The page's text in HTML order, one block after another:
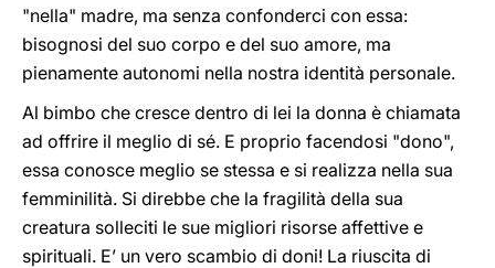
"nella" madre, ma senza confonderci con essa:
bisognosi del suo corpo e del suo amore, ma
pienamente autonomi nella nostra identità personale.
Al bimbo che cresce dentro di lei la donna è chiamata
ad offrire il meglio di sé. E proprio facendosi "dono",
essa conosce meglio se stessa e si realizza nella sua
femminilità. Si direbbe che la fragilità della sua
creatura solleciti le sue migliori risorse affettive e
spirituali. E’ un vero scambio di doni! La riuscita di